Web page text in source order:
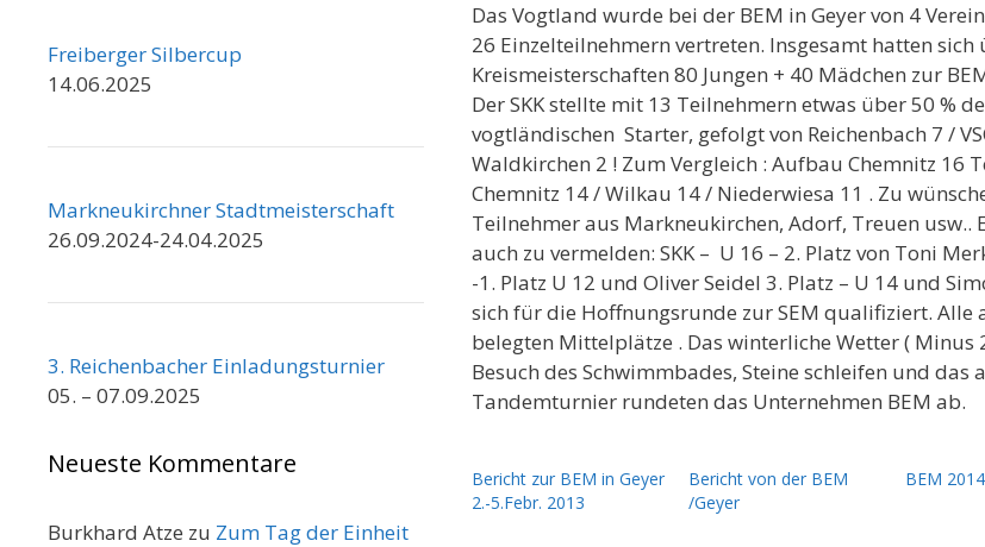
Das Vogtland wurde bei der BEM in Geyer von 4
26 Einzelteilnehmern vertreten. Insgesamt hatten sich
Kreismeisterschaften 80 Jungen + 40 Mädchen zur
Der SKK stellte mit 13 Teilnehmern etwas über 50 %
vogtländischen Starter, gefolgt von Reichenbach 7 /
Waldkirchen 2 ! Zum Vergleich : Aufbau Chemnitz 16
Chemnitz 14 / Wilkau 14 / Niederwiesa 11 . Zu
Teilnehmer aus Markneukirchen, Adorf, Treuen usw..
auch zu vermelden: SKK – U 16 – 2. Platz von Toni
-1. Platz U 12 und Oliver Seidel 3. Platz – U 14 und
sich für die Hoffnungsrunde zur SEM qualifiziert. Alle
belegten Mittelplätze . Das winterliche Wetter ( Minus
Besuch des Schwimmbades, Steine schleifen und das
Tandemturnier rundeten das Unternehmen BEM ab.
Bericht zur BEM in Geyer
2.-5.Febr. 2013
Bericht von der BEM
/Geyer
BEM
Freiberger Silbercup
14.06.2025
Markneukirchner Stadtmeisterschaft
26.09.2024-24.04.2025
3. Reichenbacher Einladungsturnier
05. – 07.09.2025
Neueste Kommentare
Burkhard Atze zu Zum Tag der Einheit